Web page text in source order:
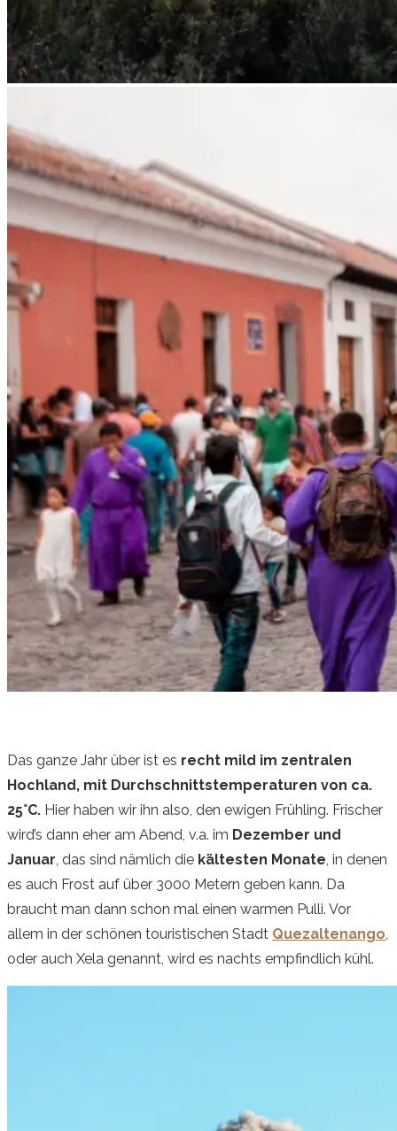
Das ganze Jahr über ist es recht mild im zentralen
Hochland, mit Durchschnittstemperaturen von ca.
25°C. Hier haben wir ihn also, den ewigen Frühling. Frischer
wird’s dann eher am Abend, v.a. im Dezember und
Januar, das sind nämlich die kältesten Monate, in denen
es auch Frost auf über 3000 Metern geben kann. Da
braucht man dann schon mal einen warmen Pulli. Vor
allem in der schönen touristischen Stadt Quezaltenango,
oder auch Xela genannt, wird es nachts empfindlich kühl.